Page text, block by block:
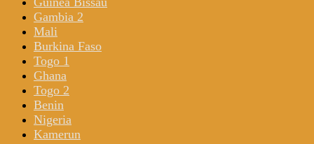
Gambia 2
Mali
Burkina Faso
Togo 1
Ghana
Togo 2
Benin
Nigeria
Kamerun